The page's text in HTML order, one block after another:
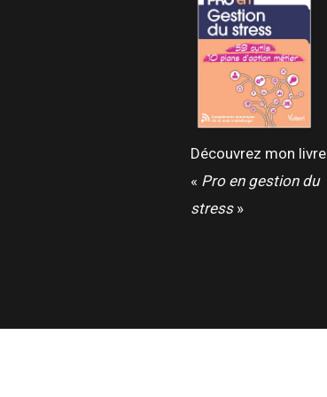
Découvrez mon livre
« Pro en gestion du
stress»